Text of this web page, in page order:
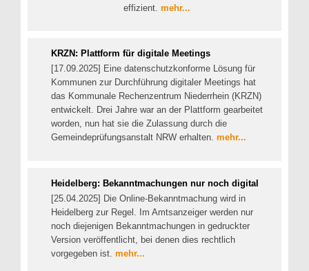
effizient. mehr...
KRZN: Plattform für digitale Meetings
[17.09.2025] Eine datenschutzkonforme Lösung für
Kommunen zur Durchführung digitaler Meetings hat
das Kommunale Rechenzentrum Niederrhein (KRZN)
entwickelt. Drei Jahre war an der Plattform gearbeitet
worden, nun hat sie die Zulassung durch die
Gemeindeprüfungsanstalt NRW erhalten. mehr...
Heidelberg: Bekanntmachungen nur noch digital
[25.04.2025] Die Online-Bekanntmachung wird in
Heidelberg zur Regel. Im Amtsanzeiger werden nur
noch diejenigen Bekanntmachungen in gedruckter
Version veröffentlicht, bei denen dies rechtlich
vorgegeben ist. mehr...